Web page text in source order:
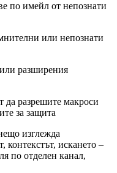
по имейл от непознати
или непознати
разширения
да разрешите макроси
за защита
изглежда
контекстът, искането –
по отделен канал,